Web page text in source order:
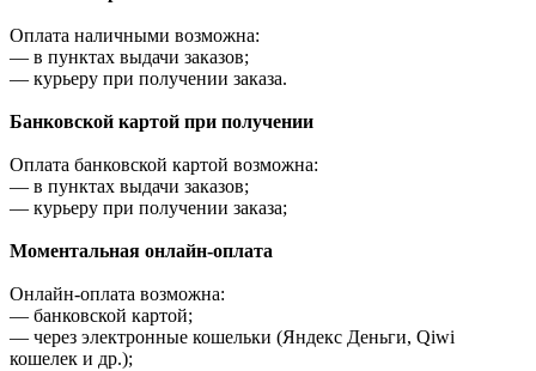
Оплата наличными возможна:
— в пунктах выдачи заказов;
— курьеру при получении заказа.
Банковской картой при получении
Оплата банковской картой возможна:
— в пунктах выдачи заказов;
— курьеру при получении заказа;
Моментальная онлайн-оплата
Онлайн-оплата возможна:
— банковской картой;
— через электронные кошельки (Яндекс Деньги, Qiwi
кошелек и др.);